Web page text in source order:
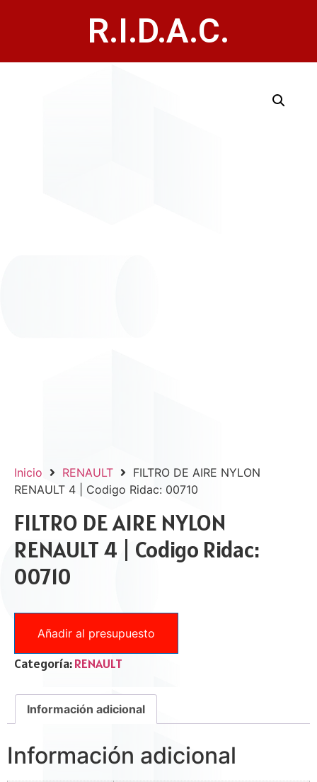
R.I.D.A.C.
Inicio RENAULT
FILTRO DE AIRE NYLON
RENAULT 4 | Codigo Ridac: 00710
FILTRO DE AIRE NYLON
RENAULT 4 | Codigo Ridac:
00710
Añadir al presupuesto
Categoría:RENAULT
Información adicional
Información adicional